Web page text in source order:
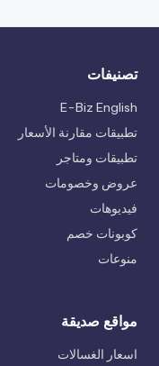
تصنيفات
E-Biz English
تطبيقات مقارنة الأسعار
تطبيقات ومتاجر
عروض وخصومات
فيديوهات
كوبونات خصم
منوعات
مواقع صديقة
اسعار الغسالات